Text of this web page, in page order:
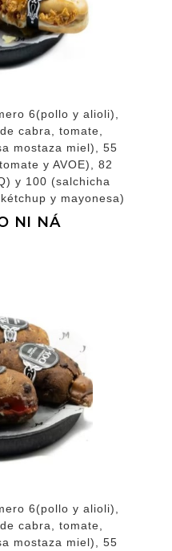
6(pollo y alioli),
cabra, tomate,
mostaza miel), 55
y AVOE), 82
y 100 (salchicha
y mayonesa)
NI NÁ
6(pollo y alioli),
cabra, tomate,
mostaza miel), 55